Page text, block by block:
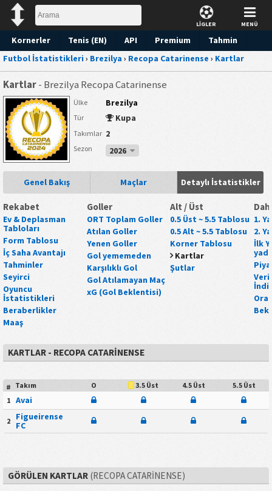
LİGLER MENÜ
Kornerler Tenis (EN) API Premium
Tahmin
Futbol İstatistikleri› Brezilya › Recopa Catarinense › Kartlar
Kartlar- Brezilya Recopa Catarinense
Ülke Brezilya
Tür Kupa
Takımlar 2
Sezon 2026
Genel Bakış Maçlar Detaylı İstatistikler
Rekabet
Ev & Deplasman
Tabloları
Form Tablosu
İç Saha Avantajı
Tahminler
Seyirci
Oyuncu
İstatistikleri
Beraberlikler
Maaş
Goller
ORT Toplam Goller
Atılan Goller
Yenen Goller
Gol yememeden
Karşılıklı Gol
Gol Atılamayan Maç
xG (Gol Beklentisi)
Alt / Üst
0.5 Üst ~ 5.5 Tablosu
0.5 Alt ~ 5.5 Tablosu
Korner Tablosu
Kartlar
Şutlar
1.
2.
İlk
Veri
KARTLAR - RECOPA CATARINENSE
# Takım O 3.5 Üst 4.5 Üst
5.5 Üst
1 Avai
2
Figueirense
FC
GÖRÜLEN KARTLAR(RECOPA CATARINENSE)